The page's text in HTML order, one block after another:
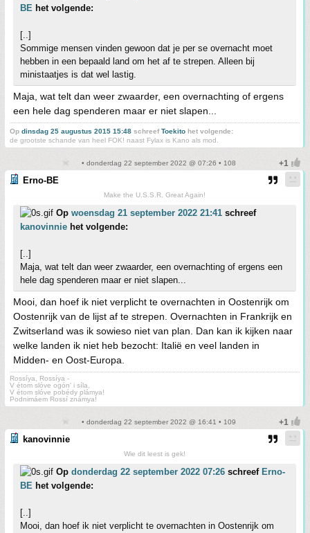
BE het volgende:
[..]
Sommige mensen vinden gewoon dat je per se overnacht moet
hebben in een bepaald land om het af te strepen. Alleen bij
ministaatjes is dat wel lastig.
Maja, wat telt dan weer zwaarder, een overnachting of ergens
een hele dag spenderen maar er niet slapen...
Op dinsdag 25 augustus 2015 15:48 schreefToekito het volgende:
de grootste schande van heel FOK! naast Fylax is Kano als mod.
• donderdag 22 september 2022 @ 07:26 • 108
Erno-BE
Make the U.S.S.R. Great Again!
Op woensdag 21 september 2022 21:41 schreef
kanovinnie het volgende:
[..]
Maja, wat telt dan weer zwaarder, een overnachting of ergens een
hele dag spenderen maar er niet slapen...
Mooi, dan hoef ik niet verplicht te overnachten in Oostenrijk om
Oostenrijk van de lijst af te strepen. Overnachten in Frankrijk en
Zwitserland was ik sowieso niet van plan. Dan kan ik kijken naar
welke landen ik niet heb bezocht: Italië en veel landen in
Midden- en Oost-Europa.
Rossíya, Rossíya -
V étom slóve ogón' i síla,
V étom slóve pobédy plámya!
Podnimáem Rossí známya!
• donderdag 22 september 2022 @ 16:41 • 109
kanovinnie
Wie dit leest is gek!
Op donderdag 22 september 2022 07:26 schreef Erno-
BE het volgende:
[..]
Mooi, dan hoef ik niet verplicht te overnachten in Oostenrijk om